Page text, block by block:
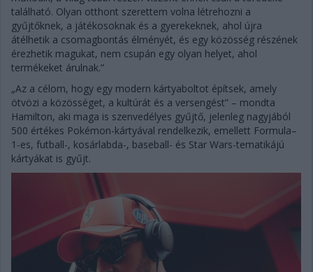
található. Olyan otthont szerettem volna létrehozni a
gyűjtőknek, a játékosoknak és a gyerekeknek, ahol újra
átélhetik a csomagbontás élményét, és egy közösség részének
érezhetik magukat, nem csupán egy olyan helyet, ahol
termékeket árulnak.”
„Az a célom, hogy egy modern kártyaboltot építsek, amely
ötvözi a közösséget, a kultúrát és a versengést” – mondta
Hamilton, aki maga is szenvedélyes gyűjtő, jelenleg nagyjából
500 értékes Pokémon-kártyával rendelkezik, emellett Formula–
1-es, futball-, kosárlabda-, baseball- és Star Wars-tematikájú
kártyákat is gyűjt.